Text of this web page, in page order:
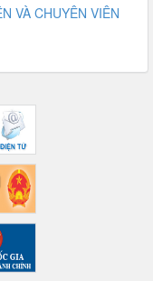
VÀ CHUYÊN VIÊN